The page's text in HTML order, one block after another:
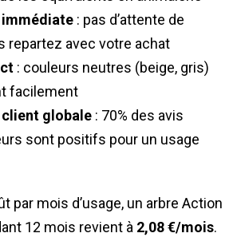
: pas d’attente de
repartez avec votre achat
: couleurs neutres (beige, gris)
facilement
globale : 70% des avis
sont positifs pour un usage
par mois d’usage, un arbre Action
12 mois revient à 2,08 €/mois.